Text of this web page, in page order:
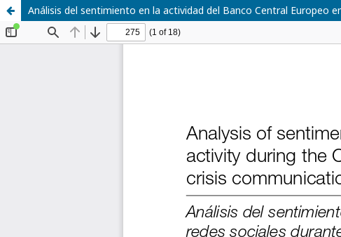
Análisis del sentimiento en la actividad del Banco Central Europeo